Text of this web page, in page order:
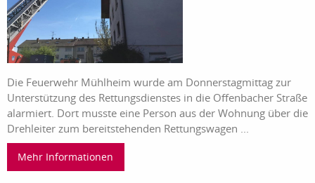
Die Feuerwehr Mühlheim wurde am Donnerstagmittag zur
Unterstützung des Rettungsdienstes in die Offenbacher Straße
alarmiert. Dort musste eine Person aus der Wohnung über die
Drehleiter zum bereitstehenden Rettungswagen ...
Mehr Informationen